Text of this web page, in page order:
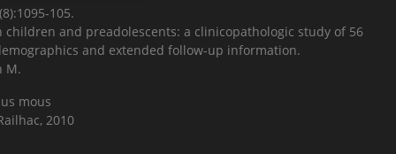
105.
and preadolescents: a clinicopathologic study of 56
and extended follow-up information.
M.
mous
2010